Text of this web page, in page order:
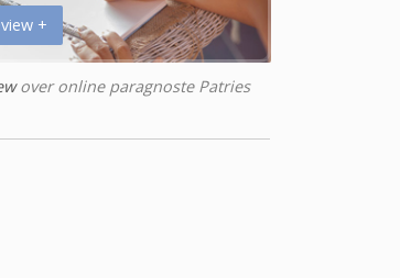
+
over online paragnoste Patries